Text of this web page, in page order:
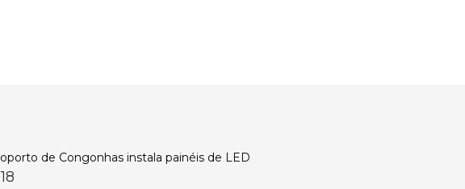
de Congonhas instala painéis de LED